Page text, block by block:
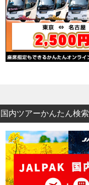
国内ツアーかんたん検索